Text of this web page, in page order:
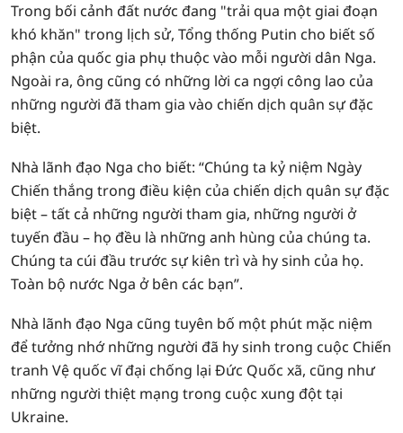
Trong bối cảnh đất nước đang "trải qua một giai đoạn
khó khăn" trong lịch sử, Tổng thống Putin cho biết số
phận của quốc gia phụ thuộc vào mỗi người dân Nga.
Ngoài ra, ông cũng có những lời ca ngợi công lao của
những người đã tham gia vào chiến dịch quân sự đặc
biệt.
Nhà lãnh đạo Nga cho biết: “Chúng ta kỷ niệm Ngày
Chiến thắng trong điều kiện của chiến dịch quân sự đặc
biệt – tất cả những người tham gia, những người ở
tuyến đầu – họ đều là những anh hùng của chúng ta.
Chúng ta cúi đầu trước sự kiên trì và hy sinh của họ.
Toàn bộ nước Nga ở bên các bạn”.
Nhà lãnh đạo Nga cũng tuyên bố một phút mặc niệm
để tưởng nhớ những người đã hy sinh trong cuộc Chiến
tranh Vệ quốc vĩ đại chống lại Đức Quốc xã, cũng như
những người thiệt mạng trong cuộc xung đột tại
Ukraine.